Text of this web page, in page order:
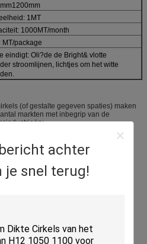
achter
je snel terug!
1MT
1000MT/month
MT/package
eindigt: Oli?de de Bright& vlotte
stroomlijnen, lichtjes om het witte
(of gestalte gegeven spaties) maken
markten met inbegrip van de
vergemakkelijkt
PTFE (of geanodiseerde anderen),